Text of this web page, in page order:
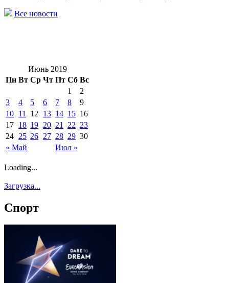
Все новости
Июнь 2019
Пн Вт Ср Чт Пт Сб Вс
« Май Июл »
1
2
3
4 5 6 7 8
9
10 11 12 13 14 15 16
17 18 19 20 21 22 23
24 25 26 27 28 29 30
Loading...
Загрузка...
Спорт